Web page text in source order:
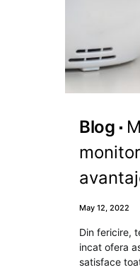
Blog
May 12, 2022
Din fericire,
incat ofera
satisface